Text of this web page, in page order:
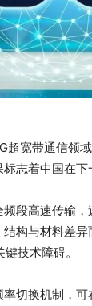
宽带通信领
志着中国在下
段高速传输
构与材料差
技术障碍。
切换机制，